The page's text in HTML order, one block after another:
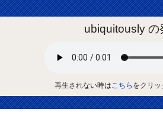
ubiquitously の
再生されない時はこちら をクリ